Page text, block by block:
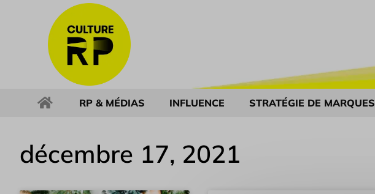
RP & MÉDIAS INFLUENCE STRATÉGIE DE MARQUES
décembre 17, 2021